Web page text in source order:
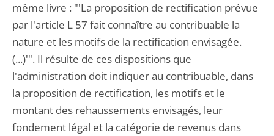
même livre : "'La proposition de rectification prévue
par l'article L 57 fait connaître au contribuable la
nature et les motifs de la rectification envisagée.
(...)'". Il résulte de ces dispositions que
l'administration doit indiquer au contribuable, dans
la proposition de rectification, les motifs et le
montant des rehaussements envisagés, leur
fondement légal et la catégorie de revenus dans